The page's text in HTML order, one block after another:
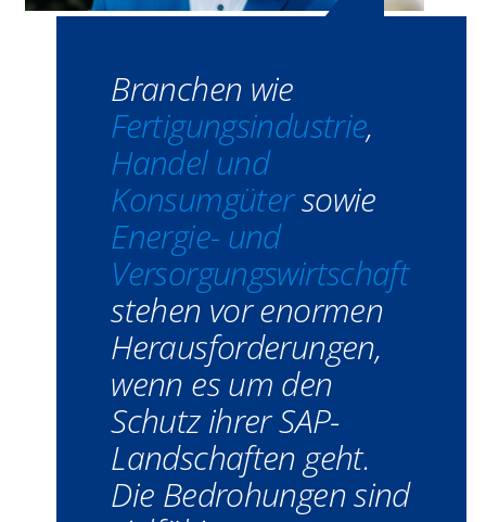
Branchen wie
Fertigungsindustrie,
Handel und
Konsumgütersowie
Energie- und
Versorgungswirtschaft
stehen vor enormen
Herausforderungen,
wenn es um den
Schutz ihrer SAP-
Landschaften geht.
Die Bedrohungen sind